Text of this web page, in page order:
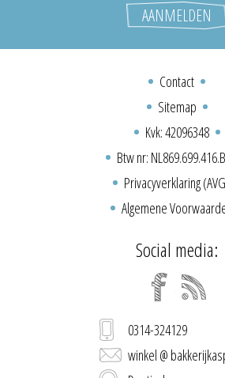
Contact
Sitemap
Kvk: 42096348
Btw nr:
Privacyverklaring
Algemene
Social media:
0314-324129
winkel @